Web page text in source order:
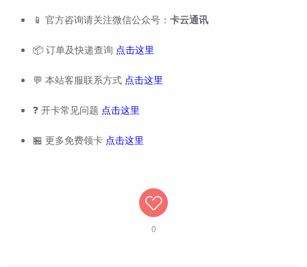
📱 官方咨询请关注微信公众号： 卡云通讯
📦 订单及快递查询 点击这里
💬 本站客服联系方式 点击这里
❓ 开卡常见问题 点击这里
🏪 更多免费领卡 点击这里
0